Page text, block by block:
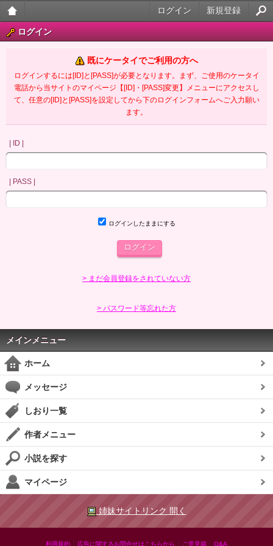
大人
ータ
イ官
新規登録
ログイン
ログイン
既にケータイでご利用の方へ
ログインするには[ID]と[PASS]が必要となります。まず、ご使用のケータイ
電話から当サイトのマイページ【[ID]・[PASS]変更】メニューにアクセスし
て、任意の[ID]と[PASS]を設定してから下のログインフォームへご入力願い
ます。
| ID |
| PASS |
ログインしたままにする
> まだ会員登録をされていない方
> パスワード等忘れた方
メインメニュー
ホーム
メッセージ
しおり一覧
作者メニュー
小説を探す
マイページ
姉妹サイトリンク 開く
利用規約 広告に関するお問合せはこちらから ご意見箱 Q&A